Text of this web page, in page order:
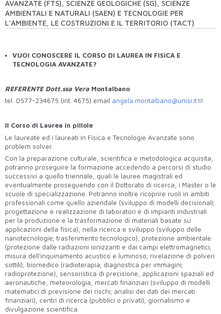
AVANZATE (FTS), SCIENZE GEOLOGICHE (SG), SCIENZE
AMBIENTALI E NATURALI (SAEN) E TECNOLOGIE PER
L’AMBIENTE, LE COSTRUZIONI E IL TERRITORIO (TACT)
VUOI CONOSCERE IL CORSO DI LAUREA IN FISICA E
TECNOLOGIA AVANZATE?
REFERENTE Dott.ssa Vera Montalbano
tel. 0577-234675 (int. 4675) email angela.montalbano@unisi.it
Il Corso di Laurea in pillole
Le laureate ed i laureati in Fisica e Tecnologie Avanzate sono
problem solver.
Con la preparazione culturale, scientifica e metodologica acquisita,
potranno proseguire la formazione accedendo a percorsi di studio
successivi a quello triennale, quali le lauree magistrali ed
eventualmente proseguendo con il Dottorato di ricerca, i Master o le
scuole di specializzazione. Potranno inoltre ricoprire ruoli in ambiti
professionali come quello aziendale (sviluppo di modelli decisionali;
progettazione e realizzazione di laboratori e di impianti industriali
per la produzione e la trasformazione di materiali basate su
applicazioni della fisica), nella ricerca e sviluppo (sviluppo delle
nanotecnologie; trasferimento tecnologico), protezione ambientale
(protezione dalle radiazioni ionizzanti e dai campi elettromagnetici;
misura dell'inquinamento acustico e luminoso; rivelazione di polveri
sottili), biomedico (radioterapia; diagnostica per immagini;
radioprotezione), sensoristica di precisione, applicazioni spaziali ed
aeronautiche, meteorologia, mercati finanziari (sviluppo di modelli
matematici di previsione dei rischi; analisi dei dati dei mercati
finanziari), centri di ricerca (pubblici o privati), giornalismo e
divulgazione scientifica.